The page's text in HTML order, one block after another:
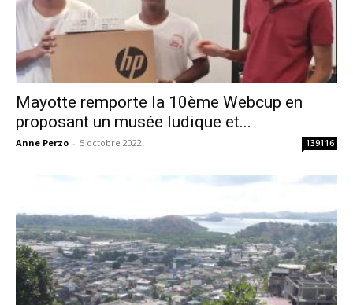
Mayotte remporte la 10ème Webcup en
proposant un musée ludique et...
Anne Perzo - 5 octobre 2022 139116